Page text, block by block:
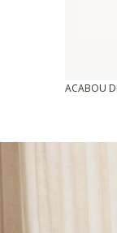
ACABOU